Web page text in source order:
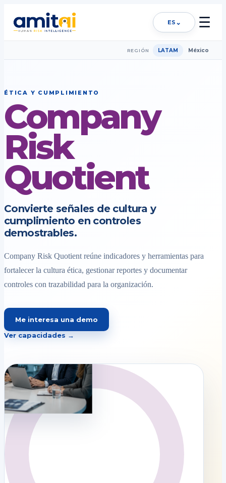
ES ⌄ ☰
REGIÓN LATAM México
ÉTICA Y CUMPLIMIENTO
Company
Risk
Quotient
Convierte señales de cultura y
cumplimiento en controles
demostrables.
Company Risk Quotient reúne indicadores y herramientas para
fortalecer la cultura ética, gestionar reportes y documentar
controles con trazabilidad para la organización.
Me interesa una demo
Ver capacidades →